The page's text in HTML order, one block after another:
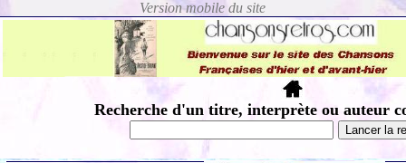
Recherche d'un titre, interprète ou auteur